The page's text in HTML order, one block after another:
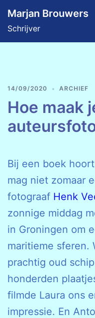
naar
de
inhoud
Marjan Brouwers
Schrijver
14/09/2020 ARCHIEF
Hoe maak
Bij een boek
mag niet zomaar
fotograaf Henk
zonnige middag
in Groningen om
maritieme sferen.
prachtig oud
honderden
filmde Laura ons
impressie. En